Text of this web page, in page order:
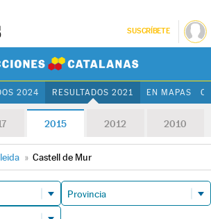
SUSCRÍBETE
2024 RESULTADOS 2021 EN MAPAS
2015 2012 2010
» Castell de Mur